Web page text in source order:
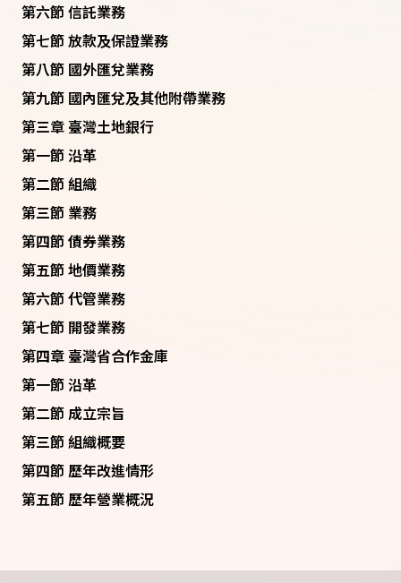
第六節 信託業務
第七節 放款及保證業務
第八節 國外匯兌業務
第九節 國內匯兌及其他附帶業務
第三章 臺灣土地銀行
第一節 沿革
第二節 組織
第三節 業務
第四節 債券業務
第五節 地價業務
第六節 代管業務
第七節 開發業務
第四章 臺灣省合作金庫
第一節 沿革
第二節 成立宗旨
第三節 組織概要
第四節 歷年改進情形
第五節 歷年營業概況